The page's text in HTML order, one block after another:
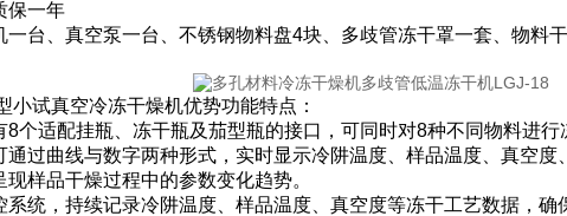
保一年
一台、真空泵一台、不锈钢物料盘4块、多歧管冻干罩一套、物料
小试真空冷冻干燥机优势功能特点：
8个适配挂瓶、冻干瓶及茄型瓶的接口，可同时对8种不同物料进行
通过曲线与数字两种形式，实时显示冷阱温度、样品温度、真空
样品干燥过程中的参数变化趋势。
系统，持续记录冷阱温度、样品温度、真空度等冻干工艺数据，